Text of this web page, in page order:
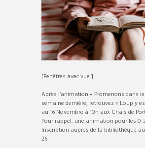
[Fenêtres avec vue ]
Après l’animation « Promenons dans
semaine dernière, retrouvez « Loup y
au 16 Novembre à 10h aux Chais de
Pour rappel, une animation pour les 0-
Inscription auprès de la bibliothèque
26